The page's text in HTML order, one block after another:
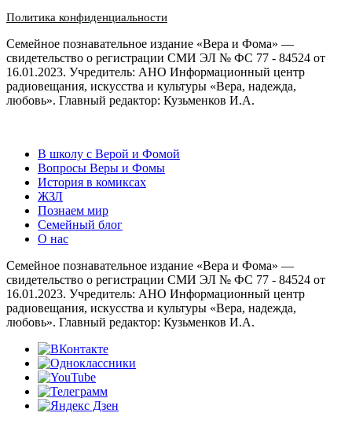
Политика конфиденциальности
Семейное познавательное издание «Вера и Фома» —
свидетельство о регистрации СМИ ЭЛ № ФС 77 - 84524 от
16.01.2023. Учредитель: АНО Информационный центр
радиовещания, искусства и культуры «Вера, надежда,
любовь». Главный редактор: Кузьменков И.А.
В школу с Верой и Фомой
Вопросы Веры и Фомы
История в комиксах
ЖЗЛ
Познаем мир
Семейный блог
О нас
Семейное познавательное издание «Вера и Фома» —
свидетельство о регистрации СМИ ЭЛ № ФС 77 - 84524 от
16.01.2023. Учредитель: АНО Информационный центр
радиовещания, искусства и культуры «Вера, надежда,
любовь». Главный редактор: Кузьменков И.А.